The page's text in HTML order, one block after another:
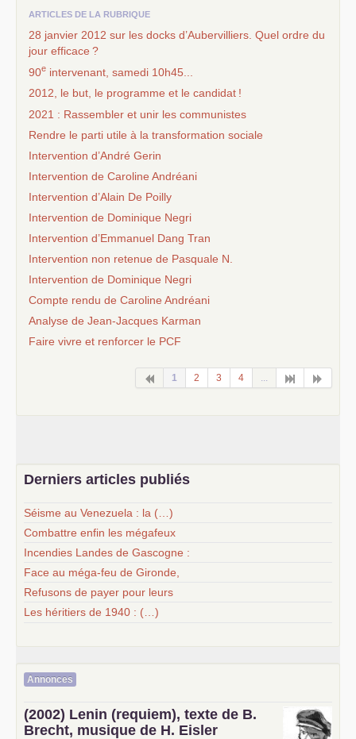
ARTICLES DE LA RUBRIQUE
28 janvier 2012 sur les docks d’Aubervilliers. Quel ordre du
jour efficace ?
90e intervenant, samedi 10h45...
2012, le but, le programme et le candidat !
2021 : Rassembler et unir les communistes
Rendre le parti utile à la transformation sociale
Intervention d’André Gerin
Intervention de Caroline Andréani
Intervention d’Alain De Poilly
Intervention de Dominique Negri
Intervention d’Emmanuel Dang Tran
Intervention non retenue de Pasquale N.
Intervention de Dominique Negri
Compte rendu de Caroline Andréani
Analyse de Jean-Jacques Karman
Faire vivre et renforcer le PCF
1 2 3 4
Derniers articles publiés
Séisme au Venezuela : la (…)
Combattre enfin les mégafeux
Incendies Landes de Gascogne :
Face au méga-feu de Gironde,
Refusons de payer pour leurs
Les héritiers de 1940 : (…)
Annonces
(2002) Lenin (requiem), texte de B.
Brecht, musique de H. Eisler